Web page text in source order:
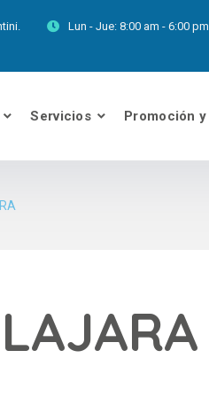
Lun - Jue: 8:00 am - 6:00
Servicios Promoción